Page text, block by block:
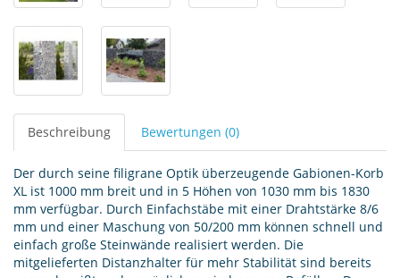
Beschreibung Bewertungen (0)
Der durch seine filigrane Optik überzeugende Gabionen-Korb
XL ist 1000 mm breit und in 5 Höhen von 1030 mm bis 1830
mm verfügbar. Durch Einfachstäbe mit einer Drahtstärke 8/6
mm und einer Maschung von 50/200 mm können schnell und
einfach große Steinwände realisiert werden. Die
mitgelieferten Distanzhalter für mehr Stabilität sind bereits